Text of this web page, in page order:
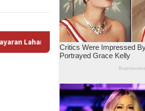
Konspirasi dan Bayang-Bayang